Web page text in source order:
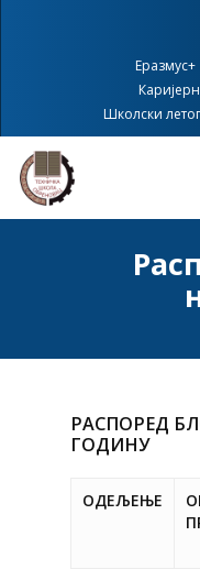
Еразмус+
Школски
РАСПОРЕД
ГОДИНУ
ОДЕЉЕЊЕ